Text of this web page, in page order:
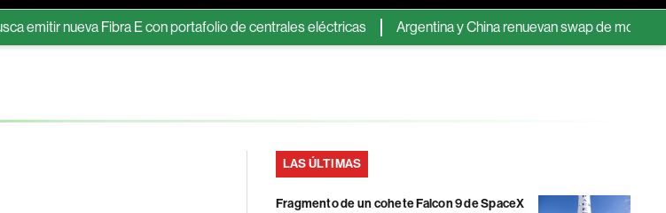
nueva Fibra E con portafolio de centrales eléctricas Argentina y China renuevan swap de monedas: se
LAS ÚLTIMAS
Fragmento de un cohete Falcon 9 de SpaceX